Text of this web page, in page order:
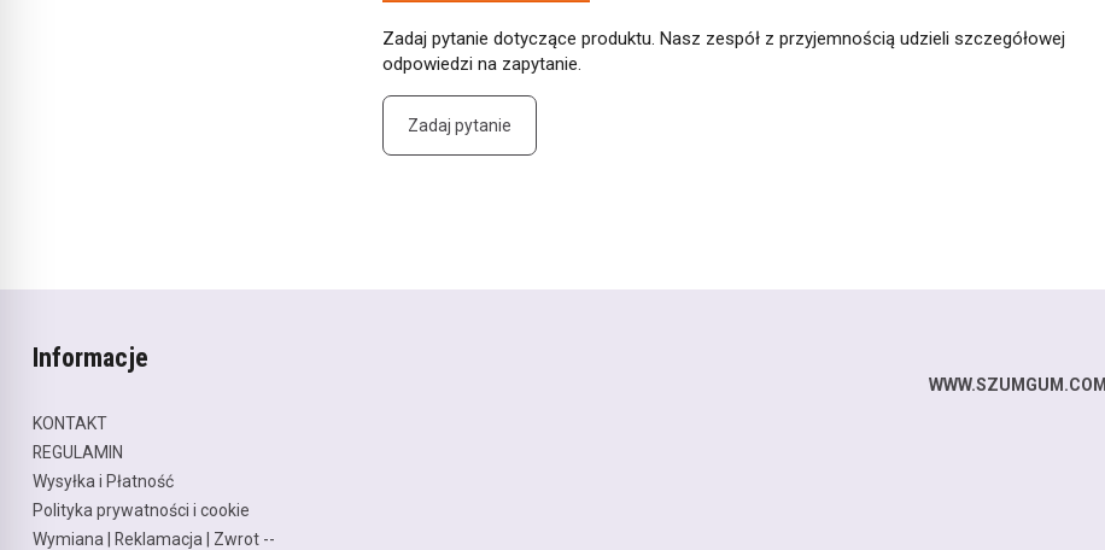
Zadaj pytanie dotyczące produktu. Nasz zespół z przyjemnością udzieli szczegółowej
odpowiedzi na zapytanie.
Zadaj pytanie
Informacje
KONTAKT
REGULAMIN
Wysyłka i Płatność
Polityka prywatności i cookie
Wymiana | Reklamacja | Zwrot --
WWW.SZUMGUM.COM